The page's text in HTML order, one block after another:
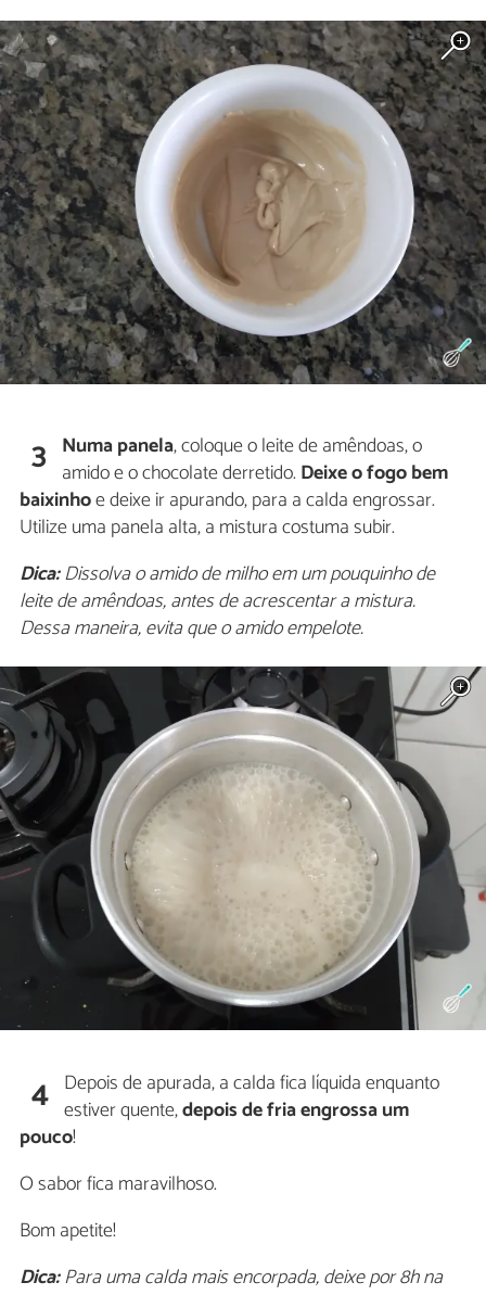
3 Numa panela, coloque o leite de amêndoas, o
amido e o chocolate derretido. Deixe o fogo bem
baixinhoe deixe ir apurando, para a calda engrossar.
Utilize uma panela alta, a mistura costuma subir.
Dica:Dissolva o amido de milho em um pouquinho de
leite de amêndoas, antes de acrescentar a mistura.
Dessa maneira, evita que o amido empelote.
4 Depois de apurada, a calda fica líquida enquanto
estiver quente,depois de fria engrossa um
pouco!
O sabor fica maravilhoso.
Bom apetite!
Dica:Para uma calda mais encorpada, deixe por 8h na